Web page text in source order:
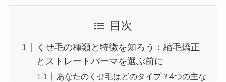
目次
くせ毛の種類と特徴を知ろう：縮毛矯正
とストレートパーマを選ぶ前に
あなたのくせ毛はどのタイプ？4つの主な